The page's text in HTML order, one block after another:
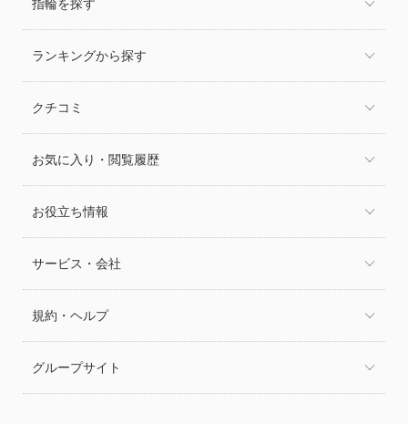
指輪を探す
ランキングから探す
クチコミ
お気に入り・閲覧履歴
お役立ち情報
サービス・会社
規約・ヘルプ
グループサイト